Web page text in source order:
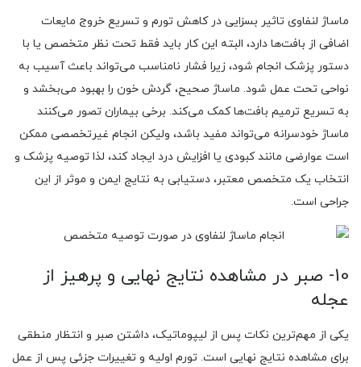
ماساژ لنفاوی تاثیر بسزایی در کاهش تورم و تسریع خروج مایعات
اضافی از بافت‌ها دارد، البته این کار باید فقط تحت نظر متخصص یا با
دستور پزشک انجام شود، زیرا فشار نامناسب می‌تواند باعث آسیب به
نواحی تحت عمل شود. ماساژ صحیح، گردش خون را بهبود می‌بخشد و
به تسریع ترمیم بافت‌ها کمک می‌کند. برخی بیماران تصور می‌کنند
ماساژ خودسرانه می‌تواند مفید باشد، ولیکن انجام غیرتخصصی ممکن
است عوارضی مانند کبودی یا افزایش درد ایجاد کند، لذا توصیه پزشک و
انتخاب یک متخصص معتبر، دستیابی به نتایج ایمن و موثر از این
جراحی است.
10- صبر در مشاهده نتایج نهایی و پرهیز از
عجله
یکی از مهم‌ترین نکات پس از لیپوماتیک، داشتن صبر و انتظار منطقی
برای مشاهده نتایج نهایی است. تورم اولیه و تغییرات جزئی پس از عمل